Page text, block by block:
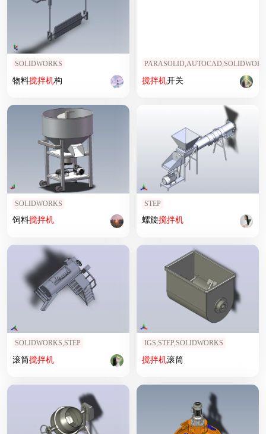
SOLIDWORKS
物料搅拌机构 搅拌机开关
SOLIDWORKS
饲料搅拌机
STEP
螺旋搅拌机
SOLIDWORKS,STEP
滚筒搅拌机
IGS,STEP,SOLIDWORKS
搅拌机滚筒